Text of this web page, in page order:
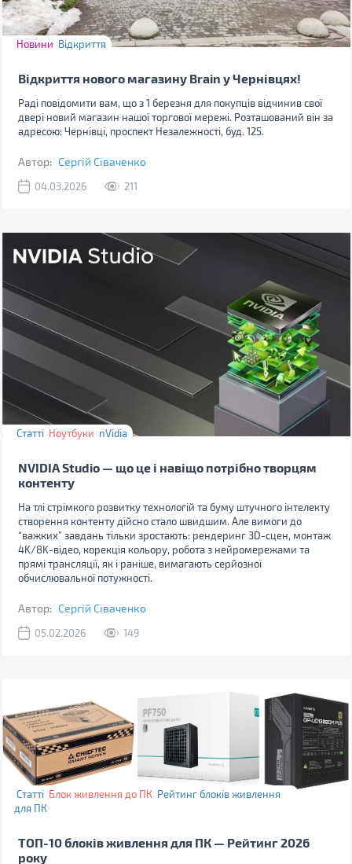
Новини Відкриття
Відкриття нового магазину Brain у Чернівцях!
Раді повідомити вам, що з 1 березня для покупців відчинив свої
двері новий магазин нашої торгової мережі. Розташований він за
адресою: Чернівці, проспект Незалежності, буд. 125.
Автор: Сергій Сіваченко
04.03.2026 211
Статті Ноутбуки nVidia
NVIDIA Studio — що це і навіщо потрібно творцям
контенту
На тлі стрімкого розвитку технологій та буму штучного інтелекту
створення контенту дійсно стало швидшим. Але вимоги до
“важких” завдань тільки зростають: рендеринг 3D-сцен, монтаж
4K/8K-відео, корекція кольору, робота з нейромережами та
прямі трансляції, як і раніше, вимагають серйозної
обчислювальної потужності.
Автор: Сергій Сіваченко
05.02.2026 149
Статті Блок живлення до ПК Рейтинг блоків живлення
для ПК
ТОП-10 блоків живлення для ПК — Рейтинг 2026
року